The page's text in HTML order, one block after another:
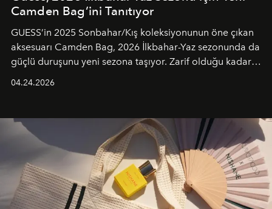
Camden Bag’ini Tanıtıyor
GUESS’in 2025 Sonbahar/Kış koleksiyonunun öne çıkan
aksesuarı Camden Bag, 2026 İlkbahar-Yaz sezonunda da
güçlü duruşunu yeni sezona taşıyor. Zarif olduğu kadar
04.24.2026